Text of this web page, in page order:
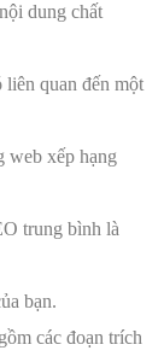
dung chất
quan đến một
web xếp hạng
trung bình là
bạn.
các đoạn trích